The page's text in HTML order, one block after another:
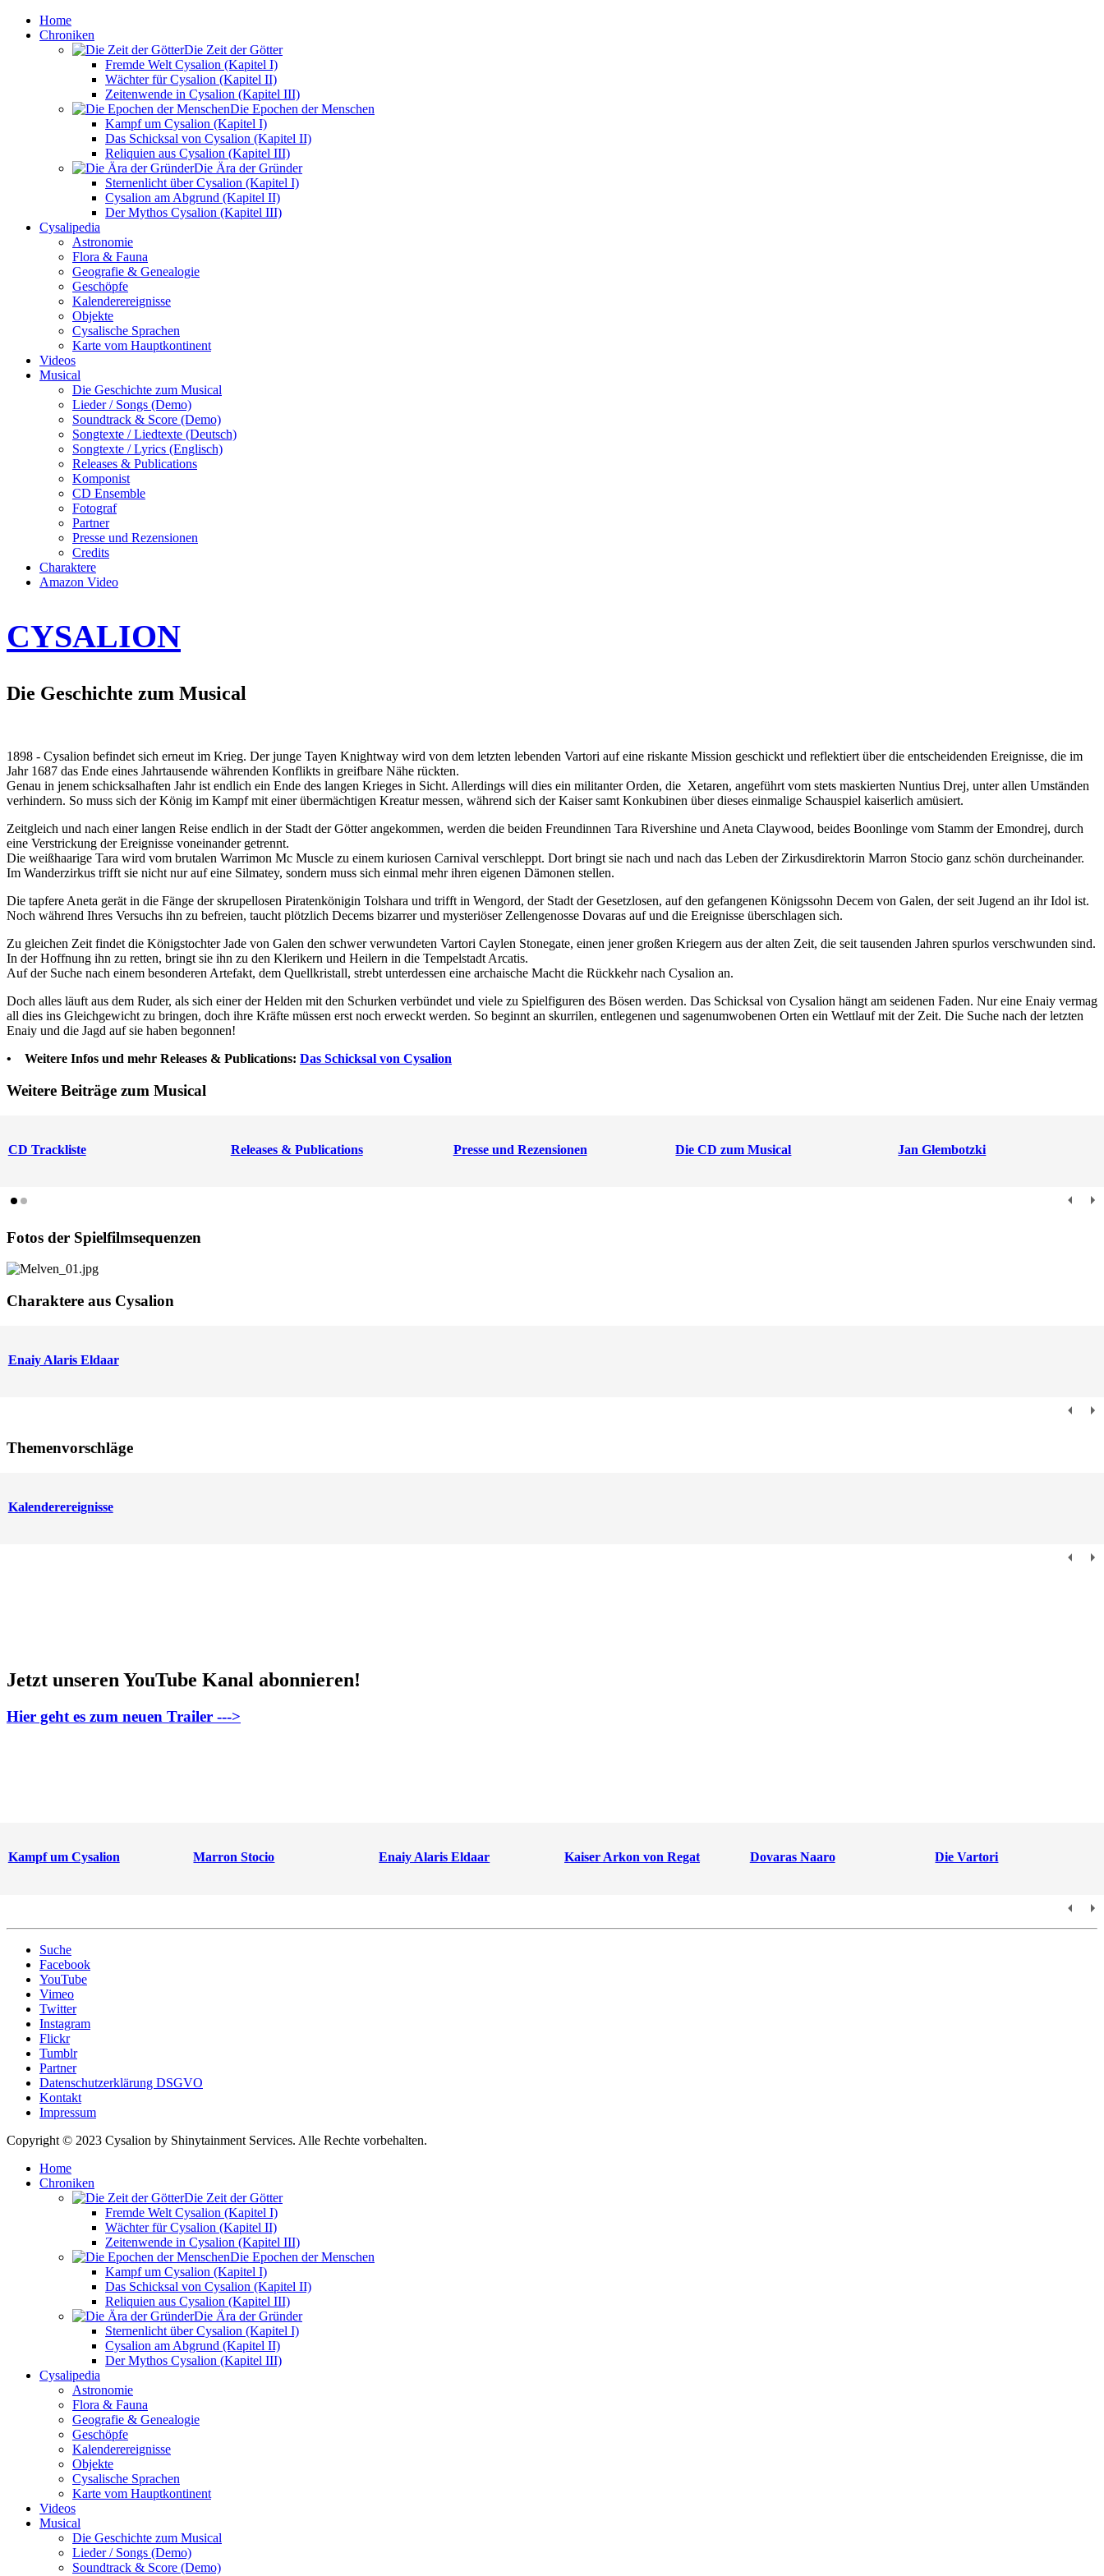
Home
Chroniken
Die Zeit der Götter
Fremde Welt Cysalion (Kapitel I)
Wächter für Cysalion (Kapitel II)
Zeitenwende in Cysalion (Kapitel III)
Die Epochen der Menschen
Kampf um Cysalion (Kapitel I)
Das Schicksal von Cysalion (Kapitel II)
Reliquien aus Cysalion (Kapitel III)
Die Ära der Gründer
Sternenlicht über Cysalion (Kapitel I)
Cysalion am Abgrund (Kapitel II)
Der Mythos Cysalion (Kapitel III)
Cysalipedia
Astronomie
Flora & Fauna
Geografie & Genealogie
Geschöpfe
Kalenderereignisse
Objekte
Cysalische Sprachen
Karte vom Hauptkontinent
Videos
Musical
Die Geschichte zum Musical
Lieder / Songs (Demo)
Soundtrack & Score (Demo)
Songtexte / Liedtexte (Deutsch)
Songtexte / Lyrics (Englisch)
Releases & Publications
Komponist
CD Ensemble
Fotograf
Partner
Presse und Rezensionen
Credits
Charaktere
Amazon Video
CYSALION
Die Geschichte zum Musical
1898 - Cysalion befindet sich erneut im Krieg. Der junge Tayen Knightway wird von dem letzten lebenden Vartori auf eine riskante Mission geschickt und reflektiert über die entscheidenden Ereignisse, die im
Jahr 1687 das Ende eines Jahrtausende währenden Konflikts in greifbare Nähe rückten.
Genau in jenem schicksalhaften Jahr ist endlich ein Ende des langen Krieges in Sicht. Allerdings will dies ein militanter Orden, die Xetaren, angeführt vom stets maskierten Nuntius Drej, unter allen Umständen
verhindern. So muss sich der König im Kampf mit einer übermächtigen Kreatur messen, während sich der Kaiser samt Konkubinen über dieses einmalige Schauspiel kaiserlich amüsiert.
Zeitgleich und nach einer langen Reise endlich in der Stadt der Götter angekommen, werden die beiden Freundinnen Tara Rivershine und Aneta Claywood, beides Boonlinge vom Stamm der Emondrej, durch
eine Verstrickung der Ereignisse voneinander getrennt.
Die weißhaarige Tara wird vom brutalen Warrimon Mc Muscle zu einem kuriosen Carnival verschleppt. Dort bringt sie nach und nach das Leben der Zirkusdirektorin Marron Stocio ganz schön durcheinander.
Im Wanderzirkus trifft sie nicht nur auf eine Silmatey, sondern muss sich einmal mehr ihren eigenen Dämonen stellen.
Die tapfere Aneta gerät in die Fänge der skrupellosen Piratenkönigin Tolshara und trifft in Wengord, der Stadt der Gesetzlosen, auf den gefangenen Königssohn Decem von Galen, der seit Jugend an ihr Idol ist.
Noch während Ihres Versuchs ihn zu befreien, taucht plötzlich Decems bizarrer und mysteriöser Zellengenosse Dovaras auf und die Ereignisse überschlagen sich.
Zu gleichen Zeit findet die Königstochter Jade von Galen den schwer verwundeten Vartori Caylen Stonegate, einen jener großen Kriegern aus der alten Zeit, die seit tausenden Jahren spurlos verschwunden sind.
In der Hoffnung ihn zu retten, bringt sie ihn zu den Klerikern und Heilern in die Tempelstadt Arcatis.
Auf der Suche nach einem besonderen Artefakt, dem Quellkristall, strebt unterdessen eine archaische Macht die Rückkehr nach Cysalion an.
Doch alles läuft aus dem Ruder, als sich einer der Helden mit den Schurken verbündet und viele zu Spielfiguren des Bösen werden. Das Schicksal von Cysalion hängt am seidenen Faden. Nur eine Enaiy vermag
all dies ins Gleichgewicht zu bringen, doch ihre Kräfte müssen erst noch erweckt werden. So beginnt an skurrilen, entlegenen und sagenumwobenen Orten ein Wettlauf mit der Zeit. Die Suche nach der letzten
Enaiy und die Jagd auf sie haben begonnen!
• Weitere Infos und mehr Releases & Publications: Das Schicksal von Cysalion
Weitere Beiträge zum Musical
CD Trackliste Releases & Publications Presse und Rezensionen Die CD zum Musical Jan Glembotzki
Fotos der Spielfilmsequenzen
Charaktere aus Cysalion
Enaiy Alaris Eldaar
Themenvorschläge
Kalenderereignisse
Jetzt unseren YouTube Kanal abonnieren!
Hier geht es zum neuen Trailer --->
Kampf um Cysalion Marron Stocio Enaiy Alaris Eldaar Kaiser Arkon von Regat Dovaras Naaro Die Vartori
Suche
Facebook
YouTube
Vimeo
Twitter
Instagram
Flickr
Tumblr
Partner
Datenschutzerklärung DSGVO
Kontakt
Impressum
Copyright © 2023 Cysalion by Shinytainment Services. Alle Rechte vorbehalten.
Home
Chroniken
Die Zeit der Götter
Fremde Welt Cysalion (Kapitel I)
Wächter für Cysalion (Kapitel II)
Zeitenwende in Cysalion (Kapitel III)
Die Epochen der Menschen
Kampf um Cysalion (Kapitel I)
Das Schicksal von Cysalion (Kapitel II)
Reliquien aus Cysalion (Kapitel III)
Die Ära der Gründer
Sternenlicht über Cysalion (Kapitel I)
Cysalion am Abgrund (Kapitel II)
Der Mythos Cysalion (Kapitel III)
Cysalipedia
Astronomie
Flora & Fauna
Geografie & Genealogie
Geschöpfe
Kalenderereignisse
Objekte
Cysalische Sprachen
Karte vom Hauptkontinent
Videos
Musical
Die Geschichte zum Musical
Lieder / Songs (Demo)
Soundtrack & Score (Demo)